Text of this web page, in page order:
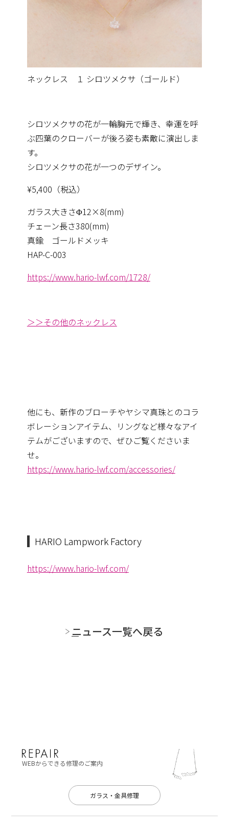
ネックレス １ シロツメクサ（ゴールド）
シロツメクサの花が一輪胸元で輝き、幸運を呼
ぶ四葉のクローバーが後ろ姿も素敵に演出しま
す。
シロツメクサの花が一つのデザイン。
¥5,400（税込）
ガラス大きさΦ12×8(mm)
チェーン長さ380(mm)
真鍮 ゴールドメッキ
HAP-C-003
https://www.hario-lwf.com/1728/
＞＞その他のネックレス
他にも、新作のブローチやヤシマ真珠とのコラ
ボレーションアイテム、リングなど様々なアイ
テムがございますので、ぜひご覧くださいま
せ。
https://www.hario-lwf.com/accessories/
HARIO Lampwork Factory
https://www.hario-lwf.com/
ニュース一覧へ戻る
WEBからできる修理のご案内
ガラス・金具修理